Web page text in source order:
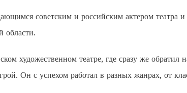
советским и российским актером театра
области.
художественном театре, где сразу же обратил
Он с успехом работал в разных жанрах, от